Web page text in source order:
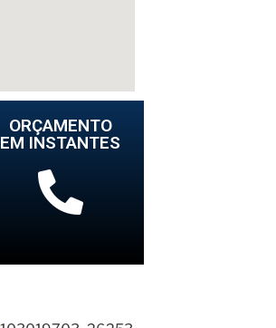
ORÇAMENTO
EM INSTANTES